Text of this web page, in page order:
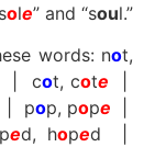
ole” and “soul.”
words: not,
| cot, cote
| pop, pope
ed, hoped |